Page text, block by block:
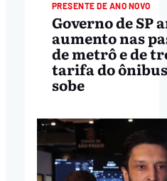
PRESENTE DE ANO NOVO
Governo de SP
aumento nas
de metrô e de
tarifa do
sobe